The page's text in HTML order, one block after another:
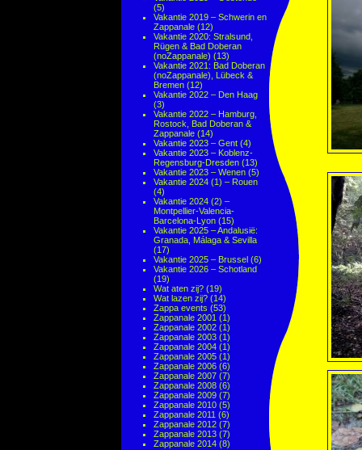
(5)
Vakantie 2019 – Schwerin en
Zappanale (12)
Vakantie 2020: Stralsund,
Rügen & Bad Doberan
(noZappanale) (13)
Vakantie 2021: Bad Doberan
(noZappanale), Lübeck &
Bremen (12)
Vakantie 2022 – Den Haag
(3)
Vakantie 2022 – Hamburg,
Rostock, Bad Doberan &
Zappanale (14)
Vakantie 2023 – Gent (4)
Vakantie 2023 – Koblenz-
Regensburg-Dresden (13)
Vakantie 2023 – Wenen (5)
Vakantie 2024 (1) – Rouen
(4)
Vakantie 2024 (2) –
Montpellier-Valencia-
Barcelona-Lyon (15)
Vakantie 2025 – Andalusië:
Granada, Málaga & Sevilla
(17)
Vakantie 2025 – Brussel (6)
Vakantie 2026 – Schotland
(19)
Wat aten zij? (19)
Wat lazen zij? (14)
Zappa events (53)
Zappanale 2001 (1)
Zappanale 2002 (1)
Zappanale 2003 (1)
Zappanale 2004 (1)
Zappanale 2005 (1)
Zappanale 2006 (6)
Zappanale 2007 (7)
Zappanale 2008 (6)
Zappanale 2009 (7)
Zappanale 2010 (5)
Zappanale 2011 (6)
Zappanale 2012 (7)
Zappanale 2013 (7)
Zappanale 2014 (8)